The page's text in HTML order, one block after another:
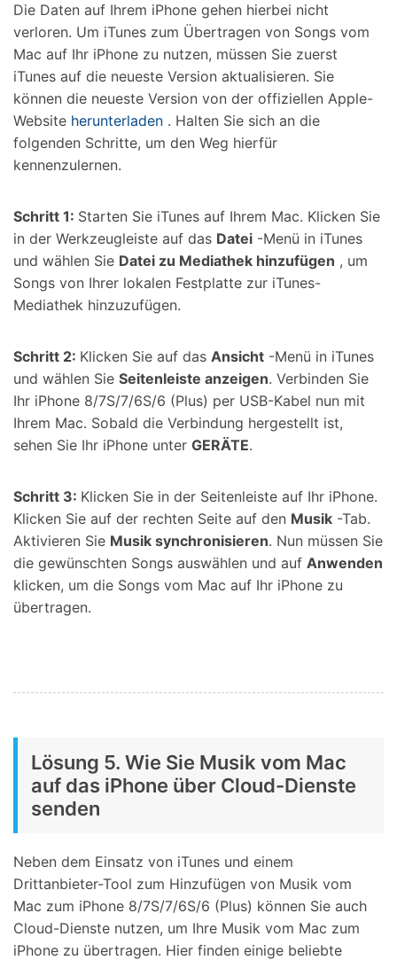
Die Daten auf Ihrem iPhone gehen hierbei nicht
verloren. Um iTunes zum Übertragen von Songs vom
Mac auf Ihr iPhone zu nutzen, müssen Sie zuerst
iTunes auf die neueste Version aktualisieren. Sie
können die neueste Version von der offiziellen Apple-
Website herunterladen . Halten Sie sich an die
folgenden Schritte, um den Weg hierfür
kennenzulernen.
Schritt 1: Starten Sie iTunes auf Ihrem Mac. Klicken Sie
in der Werkzeugleiste auf das Datei -Menü in iTunes
und wählen Sie Datei zu Mediathek hinzufügen , um
Songs von Ihrer lokalen Festplatte zur iTunes-
Mediathek hinzuzufügen.
Schritt 2: Klicken Sie auf das Ansicht -Menü in iTunes
und wählen Sie Seitenleiste anzeigen. Verbinden Sie
Ihr iPhone 8/7S/7/6S/6 (Plus) per USB-Kabel nun mit
Ihrem Mac. Sobald die Verbindung hergestellt ist,
sehen Sie Ihr iPhone unter GERÄTE.
Schritt 3: Klicken Sie in der Seitenleiste auf Ihr iPhone.
Klicken Sie auf der rechten Seite auf den Musik -Tab.
Aktivieren Sie Musik synchronisieren. Nun müssen Sie
die gewünschten Songs auswählen und auf Anwenden
klicken, um die Songs vom Mac auf Ihr iPhone zu
übertragen.
Lösung 5. Wie Sie Musik vom Mac
auf das iPhone über Cloud-Dienste
senden
Neben dem Einsatz von iTunes und einem
Drittanbieter-Tool zum Hinzufügen von Musik vom
Mac zum iPhone 8/7S/7/6S/6 (Plus) können Sie auch
Cloud-Dienste nutzen, um Ihre Musik vom Mac zum
iPhone zu übertragen. Hier finden einige beliebte